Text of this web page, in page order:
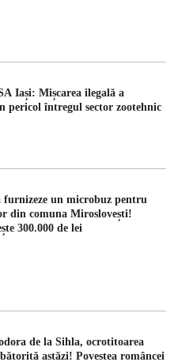
Iași: Mișcarea ilegală a
pericol întregul sector zootehnic
furnizeze un microbuz pentru
din comuna Miroslovești!
300.000 de lei
de la Sihla, ocrotitoarea
astăzi! Povestea româncei